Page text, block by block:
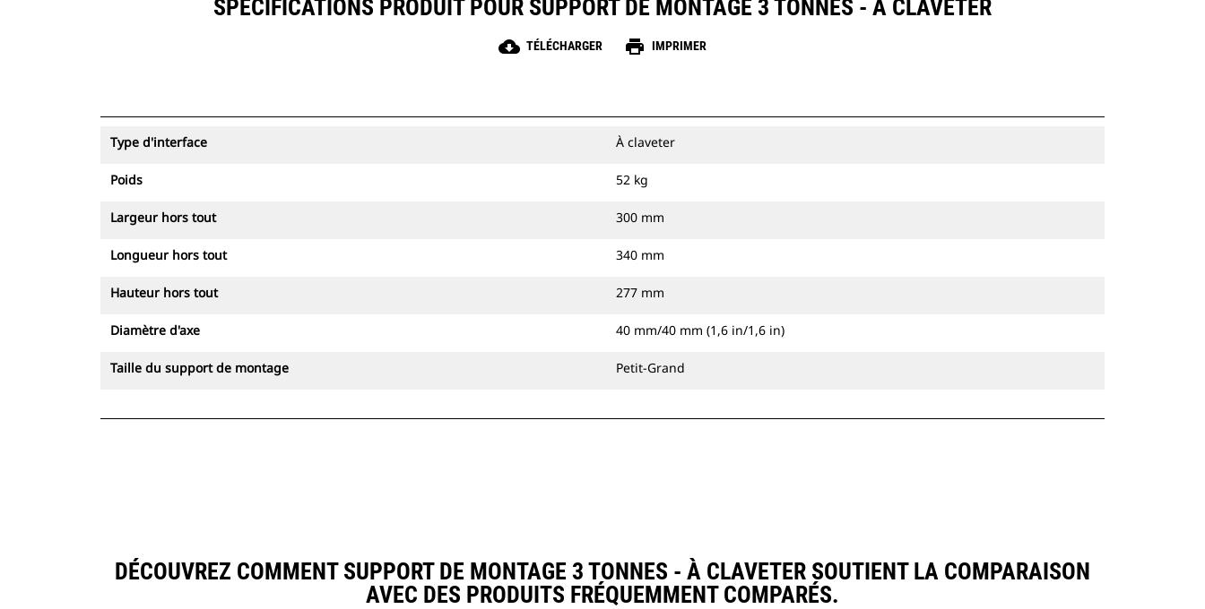
SPÉCIFICATIONS PRODUIT POUR SUPPORT DE MONTAGE 3 TONNES - À CLAVETER
cloud_download TÉLÉCHARGER print IMPRIMER
Type d'interface À claveter
Poids 52 kg
Largeur hors tout 300 mm
Longueur hors tout 340 mm
Hauteur hors tout 277 mm
Diamètre d'axe 40 mm/40 mm (1,6 in/1,6 in)
Taille du support de montage Petit-Grand
DÉCOUVREZ COMMENT SUPPORT DE MONTAGE 3 TONNES - À CLAVETER SOUTIENT LA COMPARAISON
AVEC DES PRODUITS FRÉQUEMMENT COMPARÉS.